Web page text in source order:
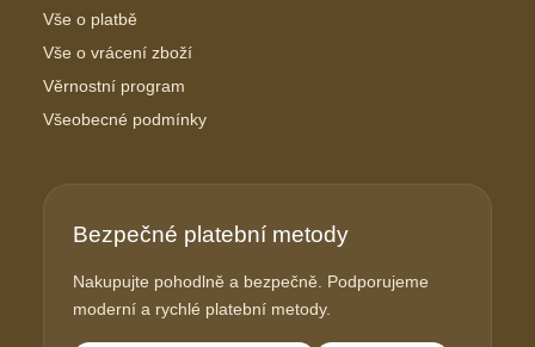
Vše o platbě
Vše o vrácení zboží
Věrnostní program
Všeobecné podmínky
Bezpečné platební metody
Nakupujte pohodlně a bezpečně. Podporujeme
moderní a rychlé platební metody.